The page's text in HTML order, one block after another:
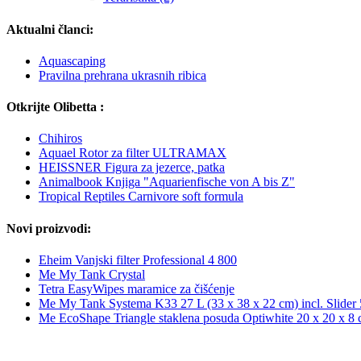
Aktualni članci:
Aquascaping
Pravilna prehrana ukrasnih ribica
Otkrijte Olibetta :
Chihiros
Aquael Rotor za filter ULTRAMAX
HEISSNER Figura za jezerce, patka
Animalbook Knjiga "Aquarienfische von A bis Z"
Tropical Reptiles Carnivore soft formula
Novi proizvodi:
Eheim Vanjski filter Professional 4 800
Me My Tank Crystal
Tetra EasyWipes maramice za čišćenje
Me My Tank Systema K33 27 L (33 x 38 x 22 cm) incl. Slider
Me EcoShape Triangle staklena posuda Optiwhite 20 x 20 x 8